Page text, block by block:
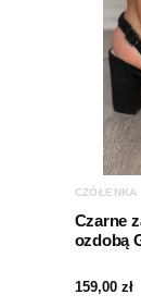
CZÓŁENKA
Czarne
ozdobą
159,00 zł